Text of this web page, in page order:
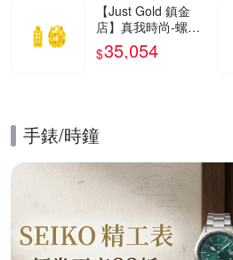
【Just Gold 鎮金
店】真我時尚-螺紋
黃金耳環 (網路限定)
$35,054
手錶/時鐘